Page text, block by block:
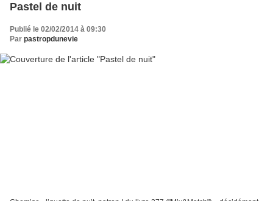
Pastel de nuit
Publié le 02/02/2014 à 09:30
Par pastropdunevie